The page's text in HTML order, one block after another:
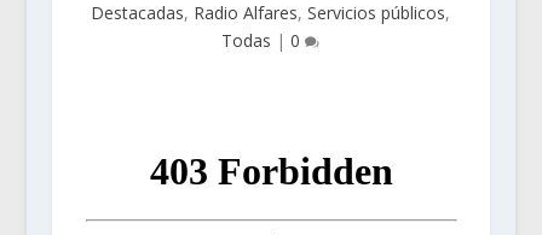
Destacadas, Radio Alfares,Servicios públicos,
Todas |0